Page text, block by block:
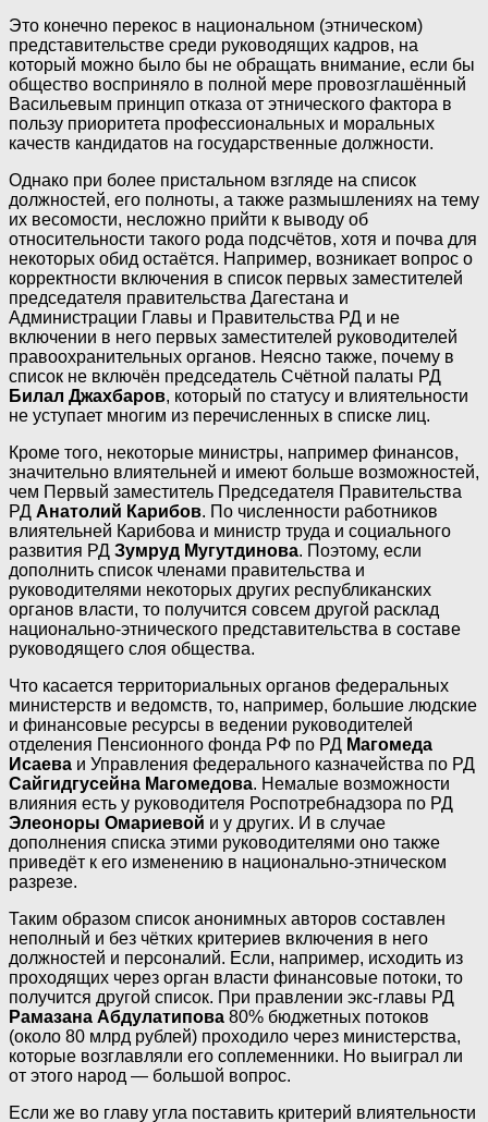
Это конечно перекос в национальном (этническом)
представительстве среди руководящих кадров, на
который можно было бы не обращать внимание, если бы
общество восприняло в полной мере провозглашённый
Васильевым принцип отказа от этнического фактора в
пользу приоритета профессиональных и моральных
качеств кандидатов на государственные должности.
Однако при более пристальном взгляде на список
должностей, его полноты, а также размышлениях на тему
их весомости, несложно прийти к выводу об
относительности такого рода подсчётов, хотя и почва для
некоторых обид остаётся. Например, возникает вопрос о
корректности включения в список первых заместителей
председателя правительства Дагестана и
Администрации Главы и Правительства РД и не
включении в него первых заместителей руководителей
правоохранительных органов. Неясно также, почему в
список не включён председатель Счётной палаты РД
Билал Джахбаров, который по статусу и влиятельности
не уступает многим из перечисленных в списке лиц.
Кроме того, некоторые министры, например финансов,
значительно влиятельней и имеют больше возможностей,
чем Первый заместитель Председателя Правительства
РД Анатолий Карибов. По численности работников
влиятельней Карибова и министр труда и социального
развития РД Зумруд Мугутдинова. Поэтому, если
дополнить список членами правительства и
руководителями некоторых других республиканских
органов власти, то получится совсем другой расклад
национально-этнического представительства в составе
руководящего слоя общества.
Что касается территориальных органов федеральных
министерств и ведомств, то, например, большие людские
и финансовые ресурсы в ведении руководителей
отделения Пенсионного фонда РФ по РД Магомеда
Исаева и Управления федерального казначейства по РД
Сайгидгусейна Магомедова. Немалые возможности
влияния есть у руководителя Роспотребнадзора по РД
Элеоноры Омариевой и у других. И в случае
дополнения списка этими руководителями оно также
приведёт к его изменению в национально-этническом
разрезе.
Таким образом список анонимных авторов составлен
неполный и без чётких критериев включения в него
должностей и персоналий. Если, например, исходить из
проходящих через орган власти финансовые потоки, то
получится другой список. При правлении экс-главы РД
Рамазана Абдулатипова 80% бюджетных потоков
(около 80 млрд рублей) проходило через министерства,
которые возглавляли его соплеменники. Но выиграл ли
от этого народ — большой вопрос.
Если же во главу угла поставить критерий влиятельности